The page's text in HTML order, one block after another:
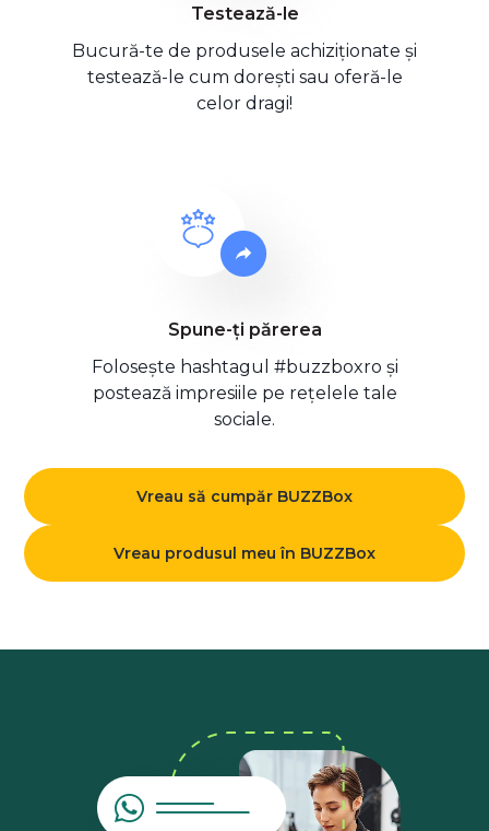
Testează-le
Bucură-te de produsele achiziționate și
testează-le cum dorești sau oferă-le
celor dragi!
Spune-ți părerea
Folosește hashtagul #buzzboxro și
postează impresiile pe rețelele tale
sociale.
Vreau să cumpăr BUZZBox
Vreau produsul meu în BUZZBox